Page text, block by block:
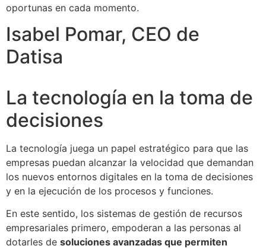
oportunas en cada momento.
Isabel Pomar, CEO de
Datisa
La tecnología en la toma de
decisiones
La tecnología juega un papel estratégico para que las
empresas puedan alcanzar la velocidad que demandan
los nuevos entornos digitales en la toma de decisiones
y en la ejecución de los procesos y funciones.
En este sentido, los sistemas de gestión de recursos
empresariales primero, empoderan a las personas al
dotarles de soluciones avanzadas que permiten